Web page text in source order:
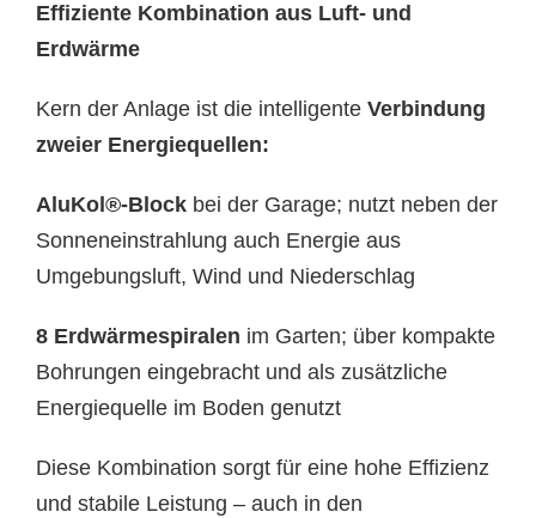
Effiziente Kombination aus Luft- und
Erdwärme
Kern der Anlage ist die intelligente Verbindung
zweier Energiequellen:
AluKol®-Block bei der Garage; nutzt neben der
Sonneneinstrahlung auch Energie aus
Umgebungsluft, Wind und Niederschlag
8 Erdwärmespiralen im Garten; über kompakte
Bohrungen eingebracht und als zusätzliche
Energiequelle im Boden genutzt
Diese Kombination sorgt für eine hohe Effizienz
und stabile Leistung – auch in den